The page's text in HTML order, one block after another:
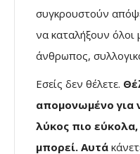
συγκρουστούν
να καταλήξουν όλοι
άνθρωπος,
Εσείς δεν θέλετε.
απομονωμένο για
λύκος πιο εύκολα,
μπορεί. Αυτά